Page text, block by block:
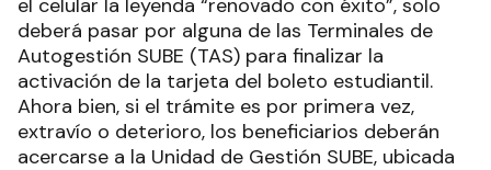
el celular la leyenda “renovado con éxito”, solo
deberá pasar por alguna de las Terminales de
Autogestión SUBE (TAS) para finalizar la
activación de la tarjeta del boleto estudiantil.
Ahora bien, si el trámite es por primera vez,
extravío o deterioro, los beneficiarios deberán
acercarse a la Unidad de Gestión SUBE, ubicada